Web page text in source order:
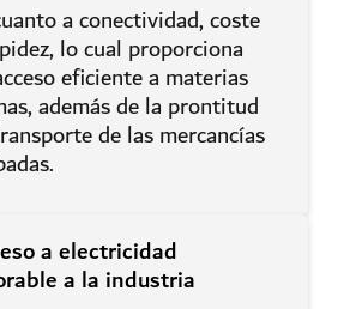
a conectividad, coste
lo cual proporciona
eficiente a materias
además de la prontitud
de las mercancías
a electricidad
a la industria